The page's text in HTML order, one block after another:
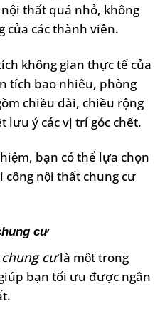
thất quá nhỏ, không
của các thành viên.
không gian thực tế của
tích bao nhiêu, phòng
chiều dài, chiều rộng
lưu ý các vị trí góc chết.
bạn có thể lựa chọn
nội thất chung cư
cư
cưlà một trong
bạn tối ưu được ngân